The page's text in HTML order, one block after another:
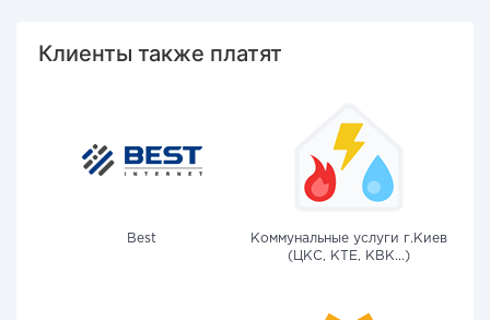
Клиенты также платят
Best
Коммунальные услуги г.Киев
(ЦКС, КТЕ, КВК...)